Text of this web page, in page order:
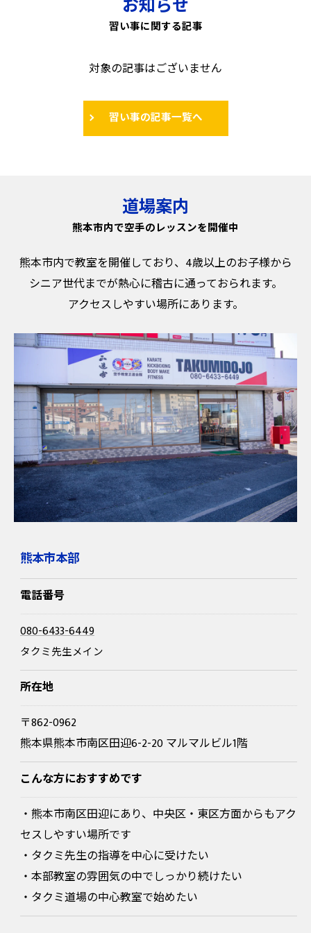
お知らせ
習い事に関する記事
対象の記事はございません
習い事の記事一覧へ
熊本市内で空手のレッスンを開催中
道場案内
熊本市内で教室を開催しており、4歳以上のお子様から
シニア世代までが熱心に稽古に通っておられます。
アクセスしやすい場所にあります。
熊本市本部
電話番号
080-6433-6449
タクミ先生メイン
所在地
〒862-0962
熊本県熊本市南区田迎6-2-20 マルマルビル1階
こんな方におすすめです
・熊本市南区田迎にあり、中央区・東区方面からもアク
セスしやすい場所です
・タクミ先生の指導を中心に受けたい
・本部教室の雰囲気の中でしっかり続けたい
・タクミ道場の中心教室で始めたい